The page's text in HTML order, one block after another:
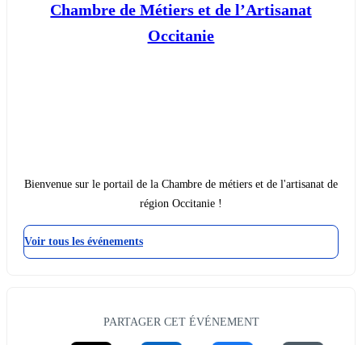
Chambre de Métiers et de l’Artisanat
Occitanie
Bienvenue sur le portail de la Chambre de métiers et de l'artisanat de
région Occitanie !
Voir tous les événements
PARTAGER CET ÉVÉNEMENT